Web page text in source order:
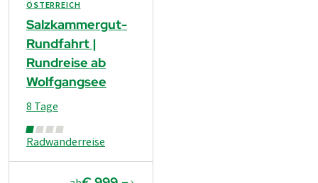
ÖSTERREICH
Salzkammergut-
Rundfahrt |
Rundreise ab
Wolfgangsee
Radwanderreise
8 Tage